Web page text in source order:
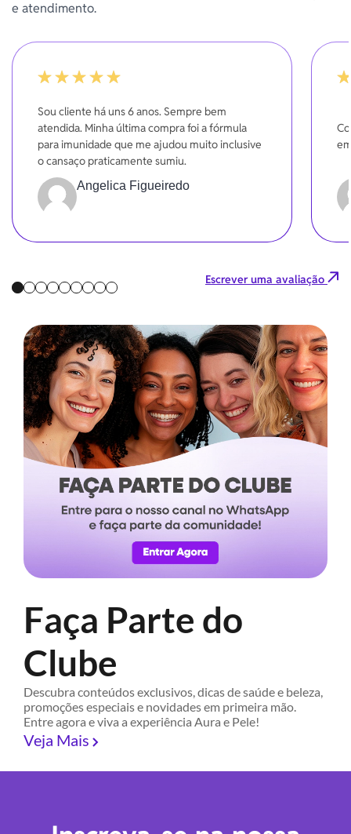
e atendimento.
Sou cliente há uns 6 anos. Sempre bem
atendida. Minha última compra foi a fórmula
para imunidade que me ajudou muito inclusive
o cansaço praticamente sumiu.
Angelica Figueiredo
Escrever uma avaliação
Faça Parte do
Clube
Descubra conteúdos exclusivos, dicas de saúde e beleza,
promoções especiais e novidades em primeira mão.
Entre agora e viva a experiência Aura e Pele!
Veja Mais